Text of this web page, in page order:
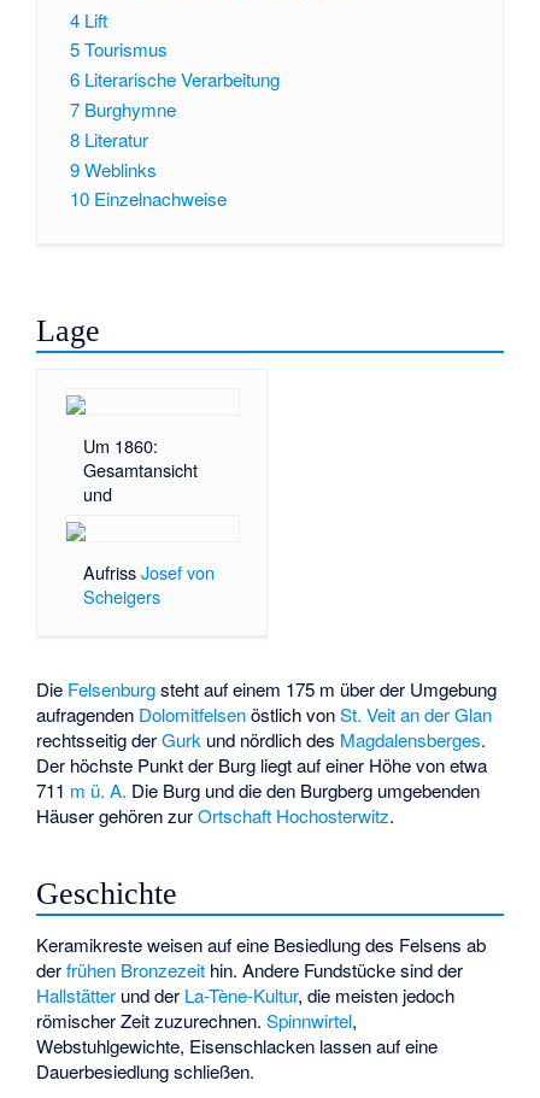
4 Lift
5Tourismus
6 Literarische Verarbeitung
7 Burghymne
8 Literatur
9Weblinks
10 Einzelnachweise
Lage
Um 1860:
Gesamtansicht
und
AufrissJosef von
Scheigers
Die Felsenburgsteht auf einem 175 m über der Umgebung
aufragenden Dolomitfelsenöstlich vonSt. Veit an der Glan
rechtsseitig derGurk und nördlich des Magdalensberges.
Der höchste Punkt der Burg liegt auf einer Höhe von etwa
711 m ü. A. Die Burg und die den Burgberg umgebenden
Häuser gehören zurOrtschaft Hochosterwitz.
Geschichte
Keramikreste weisen auf eine Besiedlung des Felsens ab
derfrühen Bronzezeit hin. Andere Fundstücke sind der
Hallstätter und der La-Tène-Kultur, die meisten jedoch
römischer Zeit zuzurechnen.Spinnwirtel,
Webstuhlgewichte, Eisenschlacken lassen auf eine
Dauerbesiedlung schließen.